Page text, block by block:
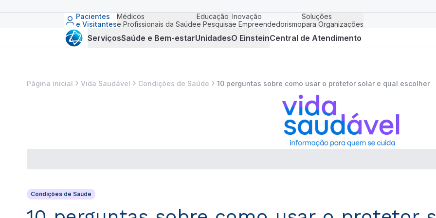
Pacientes
e Visitantes
Médicos
e Profissionais da Saúde
Educação
e Pesquisa
Inovação
e Empreendedorismo
Soluções
para Organizações
ServiçosSaúde e Bem-estarUnidadesO EinsteinCentral de Atendimento
Página inicial Vida Saudável Condições de Saúde 10 perguntas sobre como usar o protetor solar e qual escolher
Condições de Saúde